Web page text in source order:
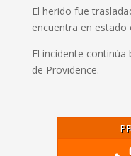
El herido fue
encuentra en estado
El incidente
de Providence.